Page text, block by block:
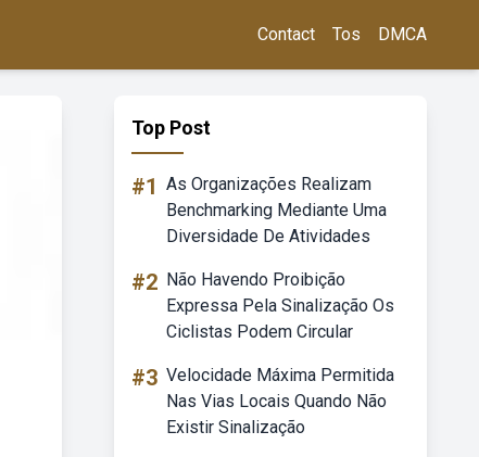
Contact Tos DMCA
Top Post
#1 As Organizações Realizam
Benchmarking Mediante Uma
Diversidade De Atividades
#2 Não Havendo Proibição
Expressa Pela Sinalização Os
Ciclistas Podem Circular
#3 Velocidade Máxima Permitida
Nas Vias Locais Quando Não
Existir Sinalização